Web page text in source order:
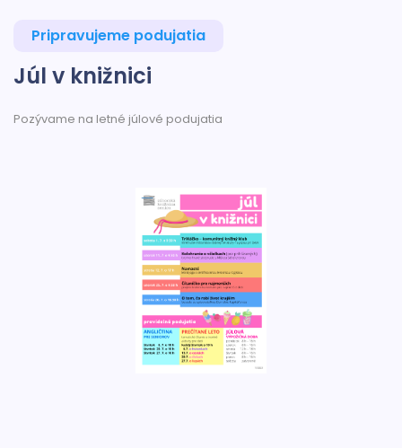
Pripravujeme podujatia
Júl v knižnici
Pozývame na letné júlové podujatia